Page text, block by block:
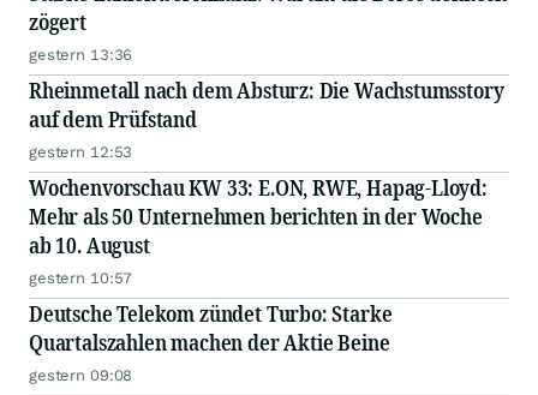
zögert
gestern 13:36
Rheinmetall nach dem Absturz: Die Wachstumsstory
auf dem Prüfstand
gestern 12:53
Wochenvorschau KW 33: E.ON, RWE, Hapag-Lloyd:
Mehr als 50 Unternehmen berichten in der Woche
ab 10. August
gestern 10:57
Deutsche Telekom zündet Turbo: Starke
Quartalszahlen machen der Aktie Beine
gestern 09:08